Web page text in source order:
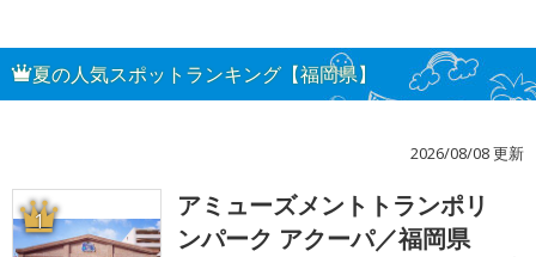
夏の人気スポットランキング【福岡県】
2026/08/08 更新
1
アミューズメントトランポリ
ンパーク アクーパ／福岡県